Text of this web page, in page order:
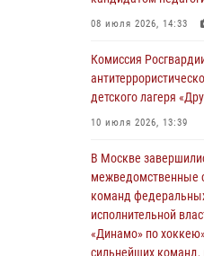
время
За минувшие сутки
выезжали два раза
31 июля 2026, 13:53
В Санкт-Петербурге
ежегодного
профессионального
сотрудников
Росгвардии,
одержали победу
08 июля 2026, 14:33
Комиссия
детского лагеря
10 июля 2026, 13:39
В Москве
межведомственные
команд
исполнительной
«Динамо» по
сильнейших